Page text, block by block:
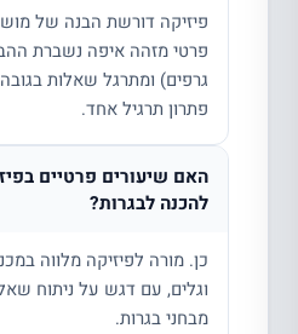
פיזיקה דורשת הבנה של
פרטי מזהה איפה נשברת
גרפים) ומתרגל שאלות
פתרון תרגיל אחד.
האם שיעורים פרטיים
להכנה לבגרות?
כן. מורה לפיזיקה מלווה
וגלים, עם דגש על ניתוח
מבחני בגרות.